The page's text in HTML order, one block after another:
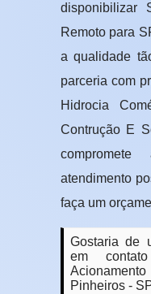
disponibilizar
Remoto para
a qualidade
parceria com
Hidrocia
Contrução E
atendimento
faça um
Gostaria de
em
Pinheiros -